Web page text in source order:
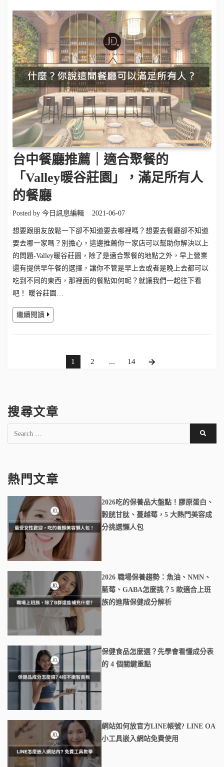
台中餐廳推薦｜適合聚餐的
「Valley暖谷莊園」，滿足所有人
的餐廳
Posted by 今日訊息編輯 2021-06-07
想要跟朋友放鬆一下卻不知道要去哪裡嗎？想要去餐廳卻不知道
要去哪一家嗎？別擔心，這邊推薦你一家店可以幫助你解決以上
的問題-Valley暖谷莊園，除了是適合聚餐的地點之外，早上營業
還有提供早午餐的選擇，讓你不管是早上去或者是晚上去都可以
吃到不同的東西，那裡面的餐點如何呢？就讓我們一起往下看
吧！ 暖谷莊園…
繼續閱讀
1 2 ... 14
搜尋文章
熱門文章
2026吃的保養品大盤點！膠原蛋白、
穀胱甘肽、蔓越莓，5 大熱門美容成
分挑選懶人包
2026 職場保養趨勢：魚油、NMN、
藍莓、GABA怎麼挑？5 款適合上班
族的進階保健成分解析
保健食品怎麼選？先學會看懂成分表
的 4 個關鍵重點
網站如何放官方LINE帳號? LINE OA
小工具嵌入網站免費使用